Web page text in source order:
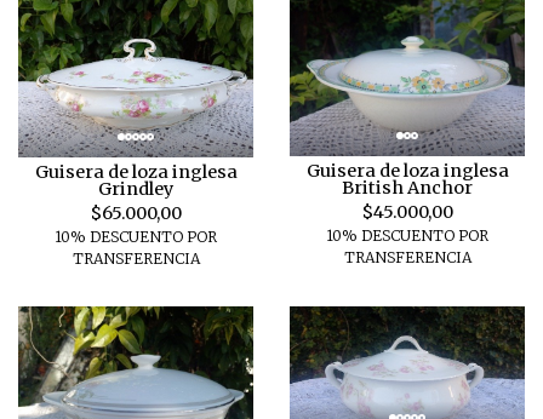
Guisera de loza inglesa
Grindley
$65.000,00
10% DESCUENTO POR
TRANSFERENCIA
Guisera de loza inglesa
British Anchor
$45.000,00
10% DESCUENTO POR
TRANSFERENCIA